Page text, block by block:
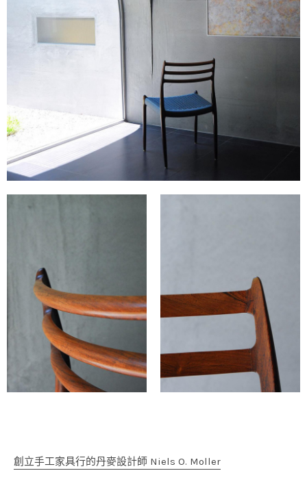
創立手工家具行的丹麥設計師 Niels O. Moller